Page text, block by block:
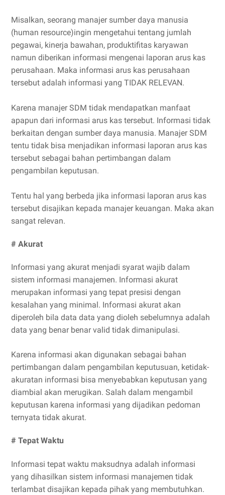
Misalkan, seorang manajer sumber daya manusia
(human resource)ingin mengetahui tentang jumlah
pegawai, kinerja bawahan, produktifitas karyawan
namun diberikan informasi mengenai laporan arus kas
perusahaan. Maka informasi arus kas perusahaan
tersebut adalah informasi yang TIDAK RELEVAN.
Karena manajer SDM tidak mendapatkan manfaat
apapun dari informasi arus kas tersebut. Informasi tidak
berkaitan dengan sumber daya manusia. Manajer SDM
tentu tidak bisa menjadikan informasi laporan arus kas
tersebut sebagai bahan pertimbangan dalam
pengambilan keputusan.
Tentu hal yang berbeda jika informasi laporan arus kas
tersebut disajikan kepada manajer keuangan. Maka akan
sangat relevan.
# Akurat
Informasi yang akurat menjadi syarat wajib dalam
sistem informasi manajemen. Informasi akurat
merupakan informasi yang tepat presisi dengan
kesalahan yang minimal. Informasi akurat akan
diperoleh bila data data yang dioleh sebelumnya adalah
data yang benar benar valid tidak dimanipulasi.
Karena informasi akan digunakan sebagai bahan
pertimbangan dalam pengambilan keputusuan, ketidak-
akuratan informasi bisa menyebabkan keputusan yang
diambial akan merugikan. Salah dalam mengambil
keputusan karena informasi yang dijadikan pedoman
ternyata tidak akurat.
# Tepat Waktu
Informasi tepat waktu maksudnya adalah informasi
yang dihasilkan sistem informasi manajemen tidak
terlambat disajikan kepada pihak yang membutuhkan.